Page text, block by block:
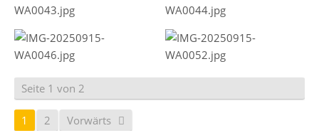
Seite 1 von 2
1 2 Vorwärts